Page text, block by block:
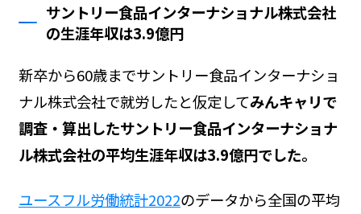
サントリー食品インターナショナル株式会社
の生涯年収は3.9億円
新卒から60歳までサントリー食品インターナショ
ナル株式会社で就労したと仮定してみんキャリで
調査・算出したサントリー食品インターナショナ
ル株式会社の平均生涯年収は3.9億円でした。
ユースフル労働統計2022のデータから全国の平均